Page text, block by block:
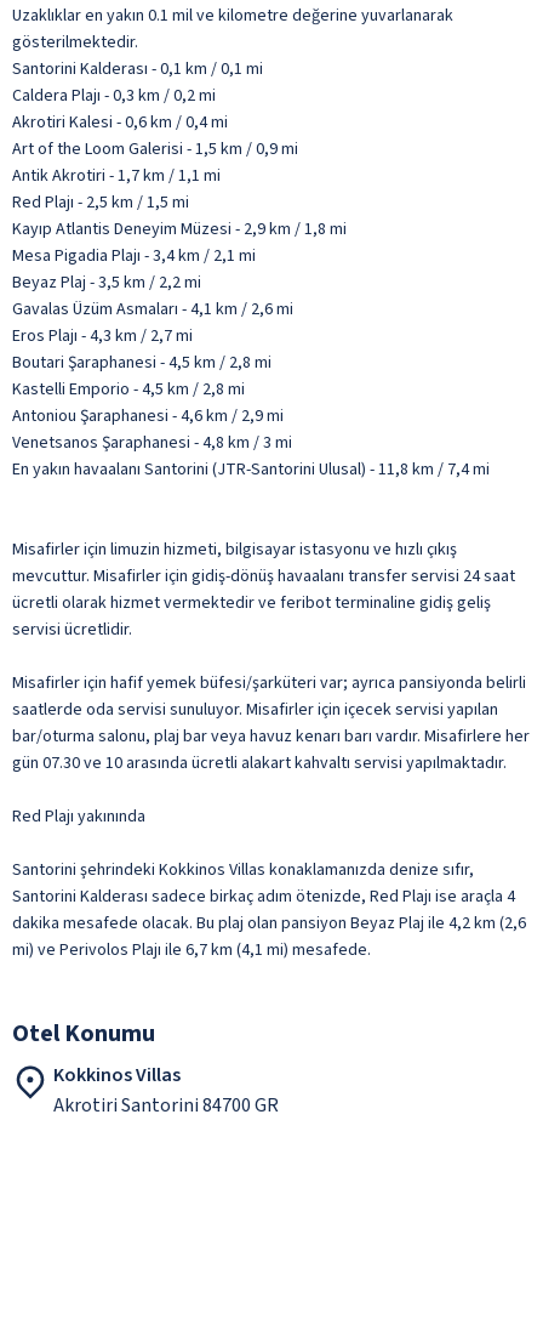
Uzaklıklar en yakın 0.1 mil ve kilometre değerine yuvarlanarak
gösterilmektedir.
Santorini Kalderası - 0,1 km / 0,1 mi
Caldera Plajı - 0,3 km / 0,2 mi
Akrotiri Kalesi - 0,6 km / 0,4 mi
Art of the Loom Galerisi - 1,5 km / 0,9 mi
Antik Akrotiri - 1,7 km / 1,1 mi
Red Plajı - 2,5 km / 1,5 mi
Kayıp Atlantis Deneyim Müzesi - 2,9 km / 1,8 mi
Mesa Pigadia Plajı - 3,4 km / 2,1 mi
Beyaz Plaj - 3,5 km / 2,2 mi
Gavalas Üzüm Asmaları - 4,1 km / 2,6 mi
Eros Plajı - 4,3 km / 2,7 mi
Boutari Şaraphanesi - 4,5 km / 2,8 mi
Kastelli Emporio - 4,5 km / 2,8 mi
Antoniou Şaraphanesi - 4,6 km / 2,9 mi
Venetsanos Şaraphanesi - 4,8 km / 3 mi
En yakın havaalanı Santorini (JTR-Santorini Ulusal) - 11,8 km / 7,4 mi
Misafirler için limuzin hizmeti, bilgisayar istasyonu ve hızlı çıkış
mevcuttur. Misafirler için gidiş-dönüş havaalanı transfer servisi 24 saat
ücretli olarak hizmet vermektedir ve feribot terminaline gidiş geliş
servisi ücretlidir.
Misafirler için hafif yemek büfesi/şarküteri var; ayrıca pansiyonda belirli
saatlerde oda servisi sunuluyor. Misafirler için içecek servisi yapılan
bar/oturma salonu, plaj bar veya havuz kenarı barı vardır. Misafirlere her
gün 07.30 ve 10 arasında ücretli alakart kahvaltı servisi yapılmaktadır.
Red Plajı yakınında
Santorini şehrindeki Kokkinos Villas konaklamanızda denize sıfır,
Santorini Kalderası sadece birkaç adım ötenizde, Red Plajı ise araçla 4
dakika mesafede olacak. Bu plaj olan pansiyon Beyaz Plaj ile 4,2 km (2,6
mi) ve Perivolos Plajı ile 6,7 km (4,1 mi) mesafede.
Otel Konumu
Kokkinos Villas
Akrotiri Santorini 84700 GR